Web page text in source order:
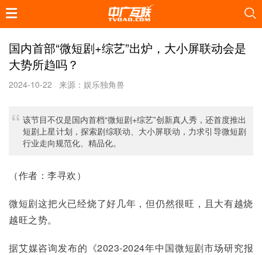
国内首部“微短剧+综艺”出炉，大小屏联动会是
大势所趋吗？
2024-10-22 来源：娱乐独角兽
该节目不仅是国内首档“微短剧+综艺”创新真人秀，还首度推出
短剧上星计划，探索剧综联动、大小屏联动，力求引导微短剧
行业走向规范化、精品化。
（作者：李寻欢）
微短剧这把火已经烧了好几年，但仍然很旺，且大有越烧
越旺之势。
据艾媒咨询发布的《2023-2024年中国微短剧市场研究报